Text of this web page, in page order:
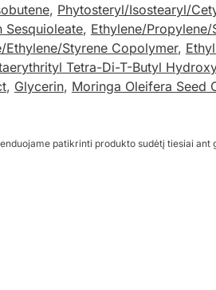
, Phytosteryl/Isostearyl/
Sesquioleate, Ethylene/
Ethylene/Styrene Copolymer,
Tetra-Di-T-Butyl
, Glycerin, Moringa Oleifera Seed
patikrinti produkto sudėtį tiesiai ant